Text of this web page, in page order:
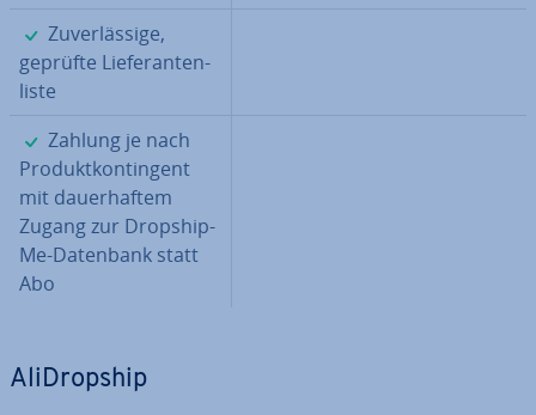
✓
Zu­ver­läs­si­ge,
geprüfte Lie­fe­ran­ten­
lis­te
✓
Zahlung je nach
Pro­dukt­kon­tin­gent
mit dau­er­haf­tem
Zugang zur Drop­ship­
Me-Datenbank statt
Abo
Ali­Drop­ship